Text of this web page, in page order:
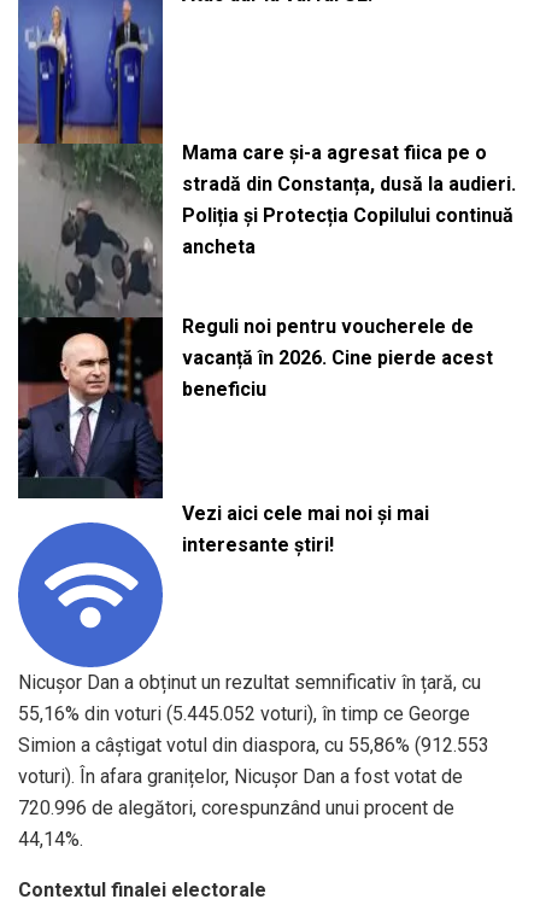
Mama care și-a agresat fiica pe o
stradă din Constanța, dusă la audieri.
Poliția și Protecția Copilului continuă
ancheta
Reguli noi pentru voucherele de
vacanță în 2026. Cine pierde acest
beneficiu
Vezi aici cele mai noi și mai
interesante știri!
Nicușor Dan a obținut un rezultat semnificativ în țară, cu
55,16% din voturi (5.445.052 voturi), în timp ce George
Simion a câștigat votul din diaspora, cu 55,86% (912.553
voturi). În afara granițelor, Nicușor Dan a fost votat de
720.996 de alegători, corespunzând unui procent de
44,14%.
Contextul finalei electorale